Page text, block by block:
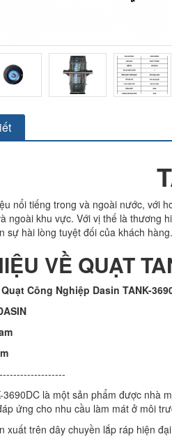
nổi tiếng trong và ngoài nước, với
ngoài khu vực. Với vị thế là thương
sự hài lòng tuyệt đối của khách hàng.
VỀ QUẠT
Công Nghiệp Dasin TANK-
3690DC là một sản phẩm được nhà
ứng cho nhu cầu làm mát ở môi
xuất trên dây chuyền lắp ráp hiện